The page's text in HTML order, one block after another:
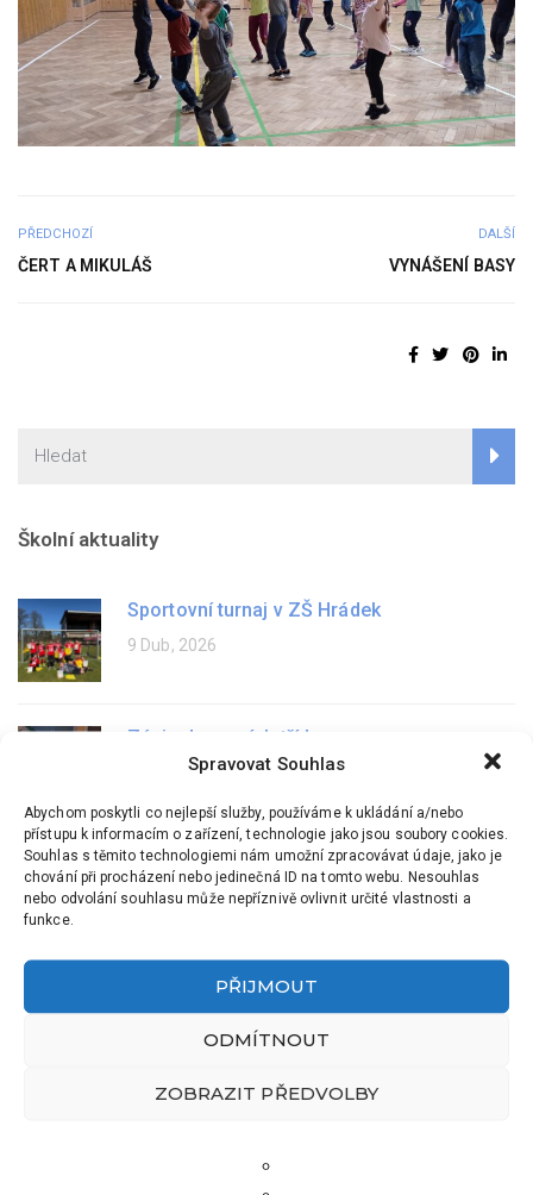
Spravovat Souhlas
Abychom poskytli co nejlepší služby, používáme k ukládání a/nebo
přístupu k informacím o zařízení, technologie jako jsou soubory cookies.
Souhlas s těmito technologiemi nám umožní zpracovávat údaje, jako je
chování při procházení nebo jedinečná ID na tomto webu. Nesouhlas
nebo odvolání souhlasu může nepříznivě ovlivnit určité vlastnosti a
funkce.
PŘIJMOUT
ODMÍTNOUT
ZOBRAZIT PŘEDVOLBY
PŘEDCHOZÍ
ČERT A MIKULÁŠ
DALŠÍ
VYNÁŠENÍ BASY
Školní aktuality
Sportovní turnaj v ZŠ Hrádek
9 Dub, 2026
Zápis do prvních tříd
5 Úno, 2026
Krajské kolo ve florbale
21 Led, 2026
Turnaj v házené – sportovní čtvrtek plný
napětí a radosti